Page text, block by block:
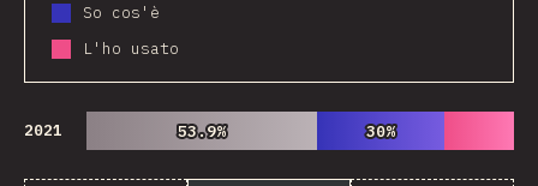
So cos'è
L'ho usato
2021 53.9%
53.9% 30%
30%